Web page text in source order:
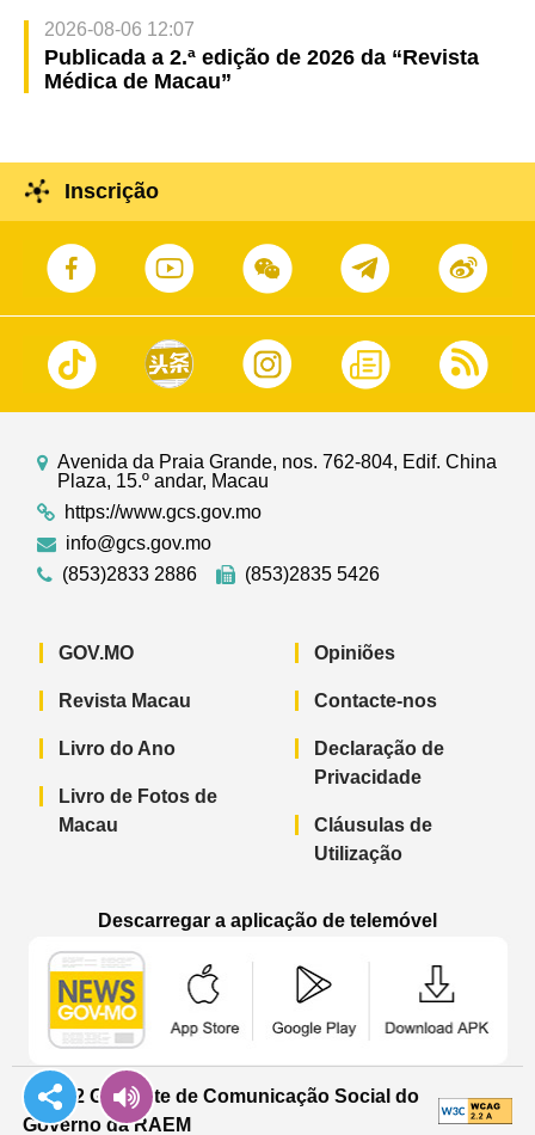
2026-08-06 12:07
Publicada a 2.ª edição de 2026 da “Revista
Médica de Macau”
Inscrição
Avenida da Praia Grande, nos. 762-804, Edif. China
Plaza, 15.º andar, Macau
https://www.gcs.gov.mo
info@gcs.gov.mo
(853)2833 2886
(853)2835 5426
GOV.MO
Revista Macau
Livro do Ano
Livro de Fotos de
Macau
Opiniões
Contacte-nos
Declaração de
Privacidade
Cláusulas de
Utilização
Descarregar a aplicação de telemóvel
© 2022 Gabinete de Comunicação Social do
Governo da RAEM